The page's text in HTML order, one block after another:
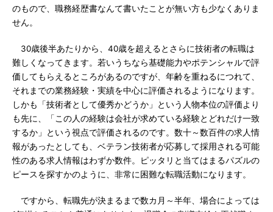
のもので、職務経歴書なんて書いたことが無い方も少なくありま
せん。
30歳後半あたりから、40歳を超えるとさらに技術者の転職は
難しくなってきます。若いうちなら基礎能力やポテンシャルで評
価してもらえるところがあるのですが、年齢を重ねるにつれて、
それまでの業務経験・実績を中心に評価されるようになります。
しかも「技術者として優秀かどうか」という人物本位の評価より
も先に、「この人の経験は会社が求めている経験とどれだけ一致
するか」という視点で評価されるのです。数十～数百件の求人情
報があったとしても、ベテラン技術者が応募して採用される可能
性のある求人情報はわずか数件。ピッタリと当てはまるパズルの
ピースを探すかのように、非常に困難な転職活動になります。
ですから、転職先が決まるまで数カ月～半年、場合によっては